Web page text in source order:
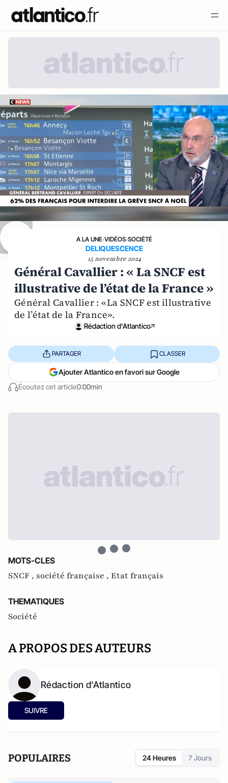
A LA UNE›VIDÉOS›SOCIÉTÉ
DELIQUESCENCE
15 novembre 2024
Général Cavallier : « La SNCF est
illustrative de l’état de la France »
Général Cavallier : «La SNCF est illustrative
de l’état de la France».
Rédaction d'Atlantico
Écoutez cet article0:00min
PARTAGER CLASSER
Ajouter Atlantico en favori sur Google
MOTS-CLES
SNCF , société française , Etat français
THEMATIQUES
Société
A PROPOS DES AUTEURS
Rédaction d'Atlantico
SUIVRE
POPULAIRES 24 Heures 7 Jours